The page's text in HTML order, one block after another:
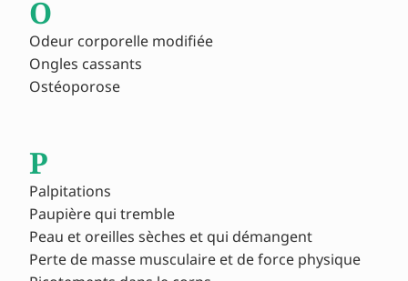
O
Odeur corporelle modifiée
Ongles cassants
Ostéoporose
P
Palpitations
Paupière qui tremble
Peau et oreilles sèches et qui démangent
Perte de masse musculaire et de force physique